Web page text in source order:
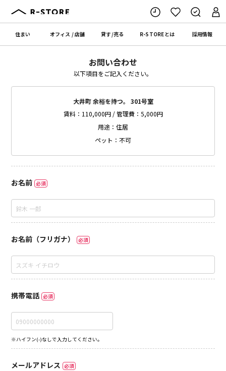
住まい オフィス /店舗 貸す/売る R-STOREとは 採用情報
お問い合わせ
以下項目をご記入ください。
大井町 余裕を持つ。 301号室
賃料：110,000円 / 管理費：5,000円
用途：住居
ペット：不可
お名前 必須
お名前（フリガナ） 必須
携帯電話 必須
※ハイフン(-)なしで入力してください。
メールアドレス 必須